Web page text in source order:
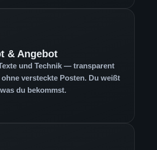
& Angebot
und Technik — transparent
ohne versteckte Posten. Du weißt
du bekommst.